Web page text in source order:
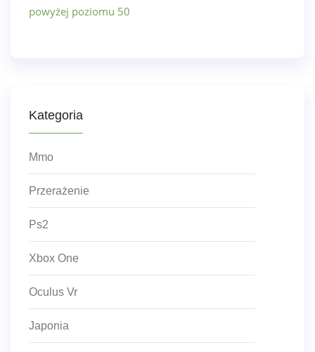
powyżej poziomu 50
Kategoria
Mmo
Przerażenie
Ps2
Xbox One
Oculus Vr
Japonia